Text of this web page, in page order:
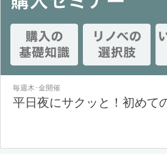
毎週木･金開催
平日夜にサクッと！初めて